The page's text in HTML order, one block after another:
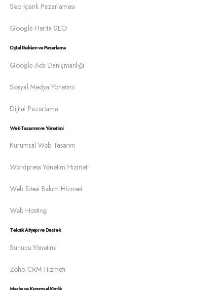
Seo İçerik Pazarlaması
Google Harita SEO
Dijital Reklam ve Pazarlama
Google Ads Danışmanlığı
Sosyal Medya Yönetimi
Dijital Pazarlama
Web Tasarımı ve Yönetimi
Kurumsal Web Tasarım
Wordpress Yönetim Hizmeti
Web Sitesi Bakım Hizmeti
Web Hosting
Teknik Altyapı ve Destek
Sunucu Yönetimi
Zoho CRM Hizmeti